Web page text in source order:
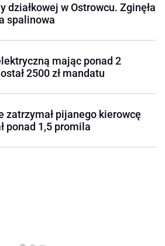
działkowej w Ostrowcu. Zginęła
spalinowa
mając ponad 2
2500 zł mandatu
zatrzymał pijanego kierowcę
ponad 1,5 promila